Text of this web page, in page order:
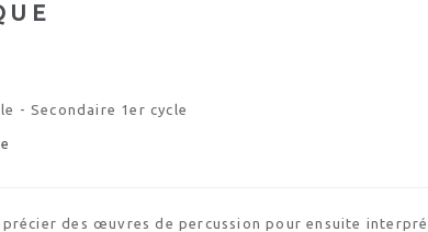
- Secondaire 1er cycle
des œuvres de percussion pour ensuite